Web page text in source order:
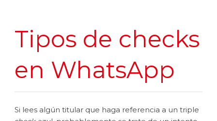
Tipos de checks
en WhatsApp
Si lees algún titular que haga referencia a un triple